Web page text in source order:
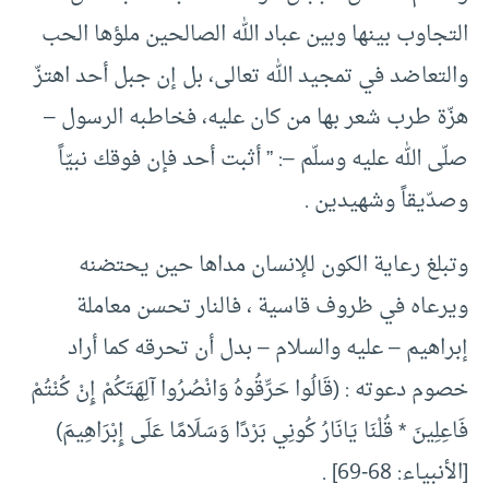
التجاوب بينها وبين عباد الله الصالحين ملؤها الحب
والتعاضد في تمجيد الله تعالى، بل إن جبل أحد اهتزّ
هزّة طرب شعر بها من كان عليه، فخاطبه الرسول –
صلّى الله عليه وسلّم –: ” أثبت أحد فإن فوقك نبيّاً
وصدّيقاً وشهيدين .
وتبلغ رعاية الكون للإنسان مداها حين يحتضنه
ويرعاه في ظروف قاسية ، فالنار تحسن معاملة
إبراهيم – عليه والسلام – بدل أن تحرقه كما أراد
خصوم دعوته : (قَالُوا حَرِّقُوهُ وَانْصُرُوا آلِهَتَكُمْ إِنْ كُنْتُمْ
فَاعِلِينَ * قُلْنَا يَانَارُ كُونِي بَرْدًا وَسَلَامًا عَلَى إِبْرَاهِيمَ)
[الأنبياء: 68-69] .